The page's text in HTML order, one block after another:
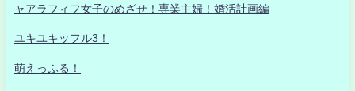
ャアラフィフ女子のめざせ！専業主婦！婚活計画編
ユキユキッフル3！
萌えっふる！